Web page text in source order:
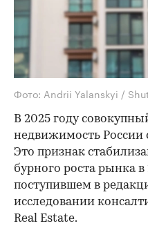
Фото: Andrii Yalanskyi /
В 2025 году
недвижимость России
Это признак
бурного роста рынка в
поступившем в
исследовании
Real Estate.